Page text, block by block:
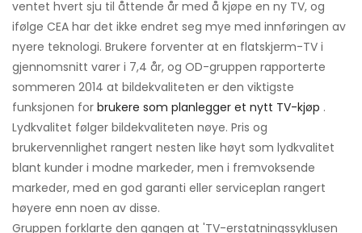
ventet hvert sju til åttende år med å kjøpe en ny TV, og
ifølge CEA har det ikke endret seg mye med innføringen av
nyere teknologi. Brukere forventer at en flatskjerm-TV i
gjennomsnitt varer i 7,4 år, og OD-gruppen rapporterte
sommeren 2014 at bildekvaliteten er den viktigste
funksjonen for brukere som planlegger et nytt TV-kjøp .
Lydkvalitet følger bildekvaliteten nøye. Pris og
brukervennlighet rangert nesten like høyt som lydkvalitet
blant kunder i modne markeder, men i fremvoksende
markeder, med en god garanti eller serviceplan rangert
høyere enn noen av disse.
Gruppen forklarte den gangen at 'TV-erstatningssyklusen